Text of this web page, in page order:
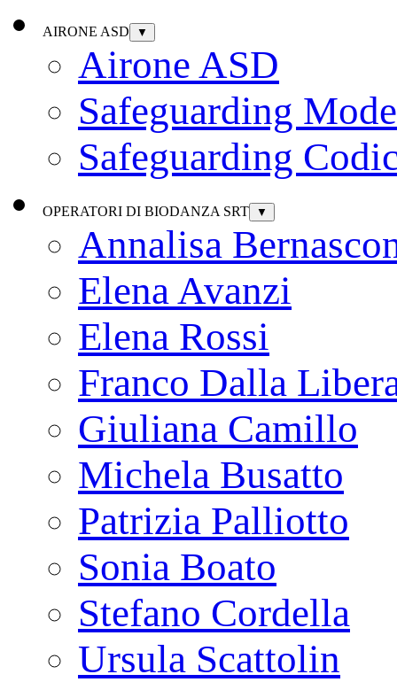
AIRONE ASD ▼
Airone ASD
Safeguarding
Safeguarding
OPERATORI DI BIODANZA SRT ▼
Annalisa
Elena Avanzi
Elena Rossi
Franco Dalla
Giuliana Camillo
Michela Busatto
Patrizia Palliotto
Sonia Boato
Stefano Cordella
Ursula Scattolin